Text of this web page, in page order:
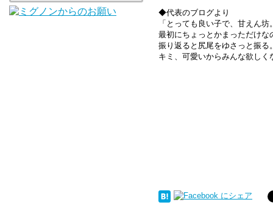
◆代表のブログより
「とっても良い子で、甘えん坊
最初にちょっとかまっただけ
振り返ると尻尾をゆさっと振る
キミ、可愛いからみんな欲し